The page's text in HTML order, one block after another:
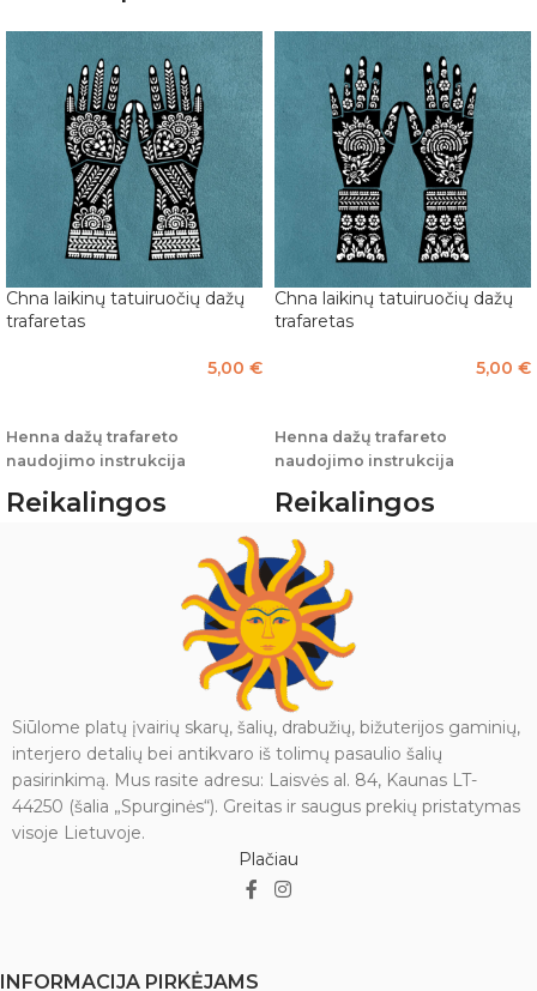
Chna laikinų tatuiruočių dažų
trafaretas
5,00 €
Henna dažų trafareto
naudojimo instrukcija
Reikalingos
Spiritas arba odos valiklis
Plaukų džiovintuvas (nebūtina,
bet pagreitina džiūvimą)
Aliejus (jei norite ilgiau išlaikyti
henną ant odos)
Naudojimo
žingsniai:
padės hennai geriau įsigerti.
Chna laikinų tatuiruočių dažų
trafaretas
5,00 €
Henna dažų trafareto
naudojimo instrukcija
Reikalingos
priemonės:
Henna dažai
Trafaretas
Vatos diskelis
Spiritas arba odos valiklis
(nuriebalinimui)
Plaukų džiovintuvas (nebūtina,
bet pagreitina džiūvimą)
Aliejus (jei norite ilgiau išlaikyti
henną ant odos)
Naudojimo
Odos paruošimas:
Siūlome platų įvairių skarų, šalių, drabužių, bižuterijos gaminių,
interjero detalių bei antikvaro iš tolimų pasaulio šalių
pasirinkimą. Mus rasite adresu: Laisvės al. 84, Kaunas LT-
44250 (šalia „Spurginės“). Greitas ir saugus prekių pristatymas
visoje Lietuvoje.
Plačiau
INFORMACIJA PIRKĖJAMS